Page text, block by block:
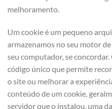
melhoramento.
Um cookie é um pequeno
armazenamos no seu motor
seu computador, se
código único que permite
o site ou melhorar a
conteúdo de um cookie,
servidor que o instalou, uma